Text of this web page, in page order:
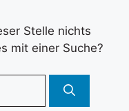
Stelle nichts
mit einer Suche?